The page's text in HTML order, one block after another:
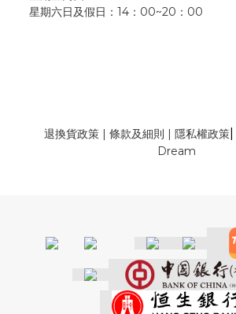
星期六日及假日：14：00~20：00
退換貨政策| 條款及細則 | 隱私權政策|
Dream